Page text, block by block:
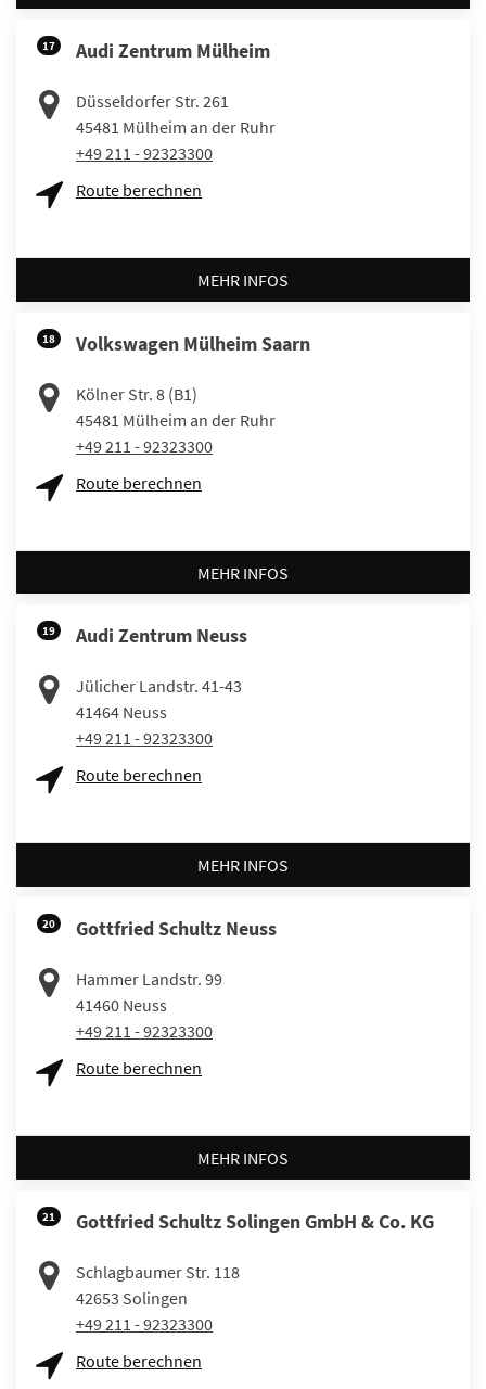
17 Audi Zentrum Mülheim
Düsseldorfer Str. 261
45481 Mülheim an der Ruhr
+49 211 - 92323300
Route berechnen
MEHR INFOS
18 Volkswagen Mülheim Saarn
Kölner Str. 8 (B1)
45481 Mülheim an der Ruhr
+49 211 - 92323300
Route berechnen
MEHR INFOS
19 Audi Zentrum Neuss
Jülicher Landstr. 41-43
41464 Neuss
+49 211 - 92323300
Route berechnen
MEHR INFOS
20 Gottfried Schultz Neuss
Hammer Landstr. 99
41460 Neuss
+49 211 - 92323300
Route berechnen
MEHR INFOS
21 Gottfried Schultz Solingen GmbH & Co. KG
Schlagbaumer Str. 118
42653 Solingen
+49 211 - 92323300
Route berechnen